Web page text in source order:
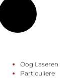
Oog Laseren
Particuliere